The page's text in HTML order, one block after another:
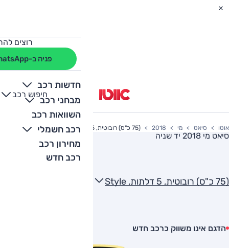
רוצים
פניה ב-WhatsApp
חדשות רכב
מבחני רכב
השוואות רכב
רכב חשמלי
מחירון רכב
רכב חדש
חיפוש רכב
+
-
אוטו סיאט מי 2018 (75 כ"ס) רובוטית, 5 דלתות, Style
סיאט מי 2018 יד שניה
(75 כ"ס) רובוטית, 5 דלתות, Style
הדגם אינו משווק כרכב חדש